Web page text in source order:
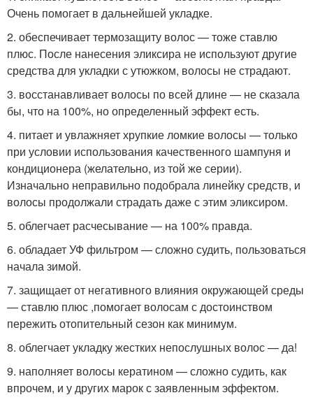
Очень помогает в дальнейшей укладке.
2. обеспечивает термозащиту волос — тоже ставлю
плюс. После нанесения эликсира не используют другие
средства для укладки с утюжком, волосы не страдают.
3. восстанавливает волосы по всей длине — не сказала
бы, что на 100%, но определенный эффект есть.
4. питает и увлажняет хрупкие ломкие волосы — только
при условии использования качественного шампуня и
кондиционера (желательно, из той же серии).
Изначально неправильно подобрала линейку средств, и
волосы продолжали страдать даже с этим эликсиром.
5. облегчает расчесывание — на 100% правда.
6. обладает УФ фильтром — сложно судить, пользоваться
начала зимой.
7. защищает от негативного влияния окружающей среды
— ставлю плюс ,помогает волосам с достоинством
пережить отопительный сезон как минимум.
8. облегчает укладку жестких непослушных волос — да!
9. наполняет волосы кератином — сложно судить, как
впрочем, и у других марок с заявленным эффектом.